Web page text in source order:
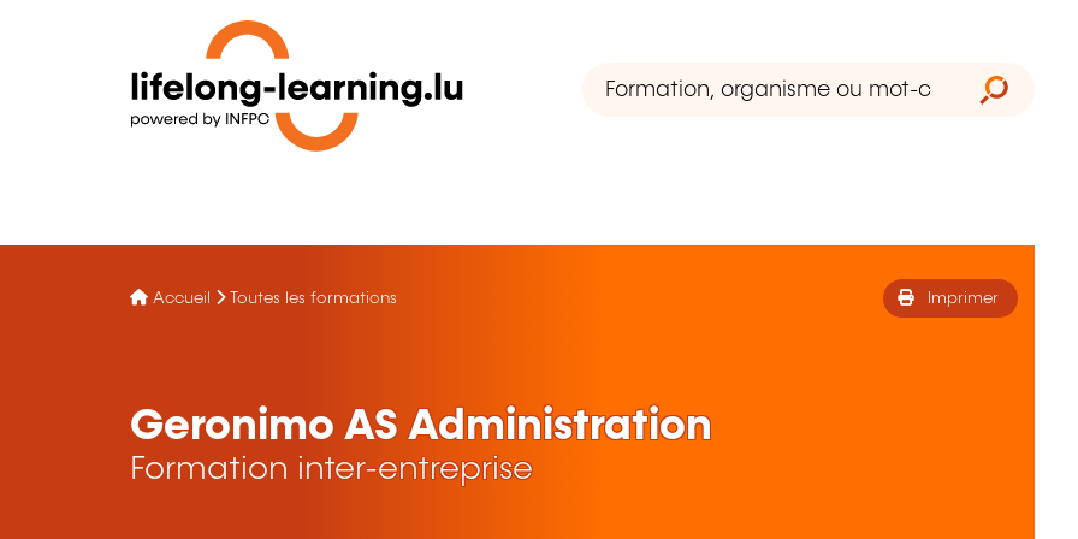
Accueil Toutes les formations Imprimer
Geronimo AS Administration
Formation inter-entreprise